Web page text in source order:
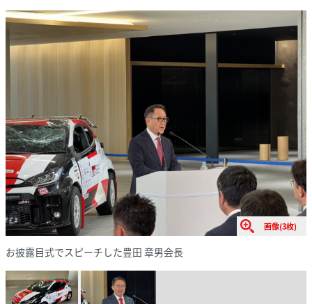
画像(3枚)
お披露目式でスピーチした豊田 章男会長